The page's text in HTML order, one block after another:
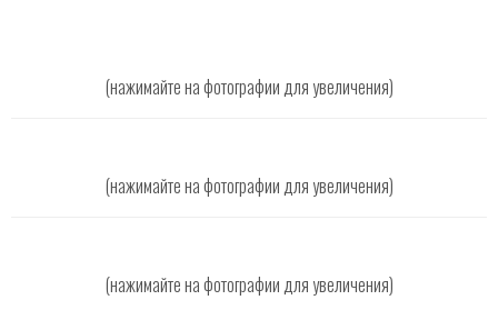
(нажимайте на фотографии для увеличения)
(нажимайте на фотографии для увеличения)
(нажимайте на фотографии для увеличения)